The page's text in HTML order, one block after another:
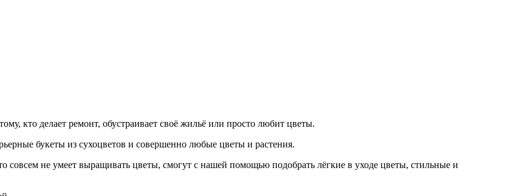
кто делает ремонт, обустраивает своё жильё или просто любит цветы.
букеты из сухоцветов и совершенно любые цветы и растения.
совсем не умеет выращивать цветы, смогут с нашей помощью подобрать лёгкие в уходе цветы, стильные и